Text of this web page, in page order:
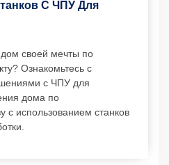
С ЧПУ Для
дом своей мечты по
Ознакомьтесь с
с ЧПУ для
дома по
с использованием станков